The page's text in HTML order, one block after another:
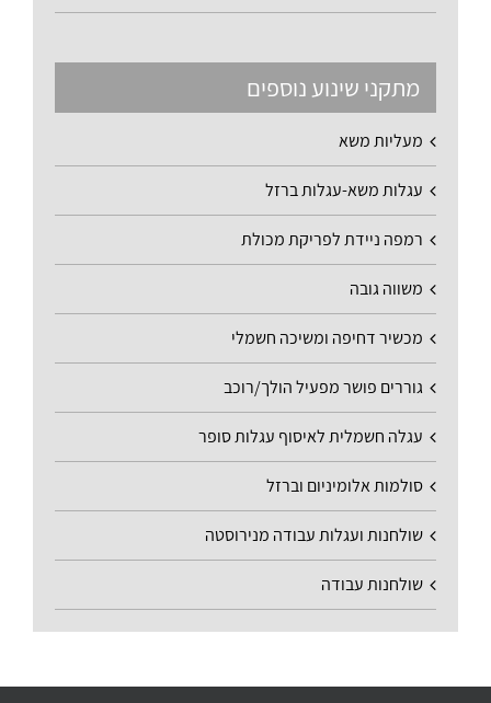
מתקני שינוע נוספים
מעליות משא
עגלות משא-עגלות ברזל
רמפה ניידת לפריקת מכולת
משווה גובה
מכשיר דחיפה ומשיכה חשמלי
גוררים פושר מפעיל הולך/רוכב
עגלה חשמלית לאיסוף עגלות סופר
סולמות אלומיניום וברזל
שולחנות ועגלות עבודה מנירוסטה
שולחנות עבודה